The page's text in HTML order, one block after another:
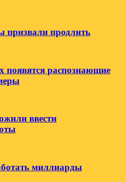
продлить
появятся распознающие
ввести
миллиарды